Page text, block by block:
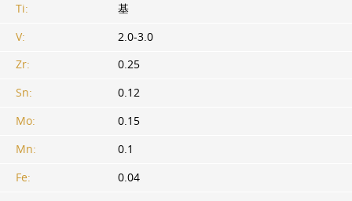
Ti:
基
V:
2.0-3.0
Zr:
0.25
Sn:
0.12
Mo:
0.15
Mn:
0.1
Fe:
0.04